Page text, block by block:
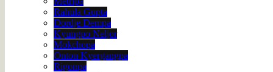
Rahula Gupta
Dordje Dempa
Kyungpo Neljor
Mokchopa
Onton Kyergangpa
Rigonpa